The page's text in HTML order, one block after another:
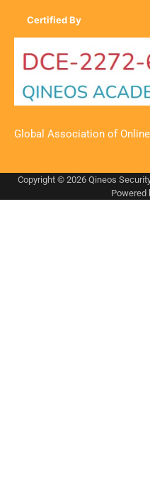
Certified By
Global Association of
Copyright © 2026 Qineos
Powered